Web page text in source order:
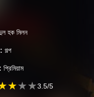
হক মিলন
গল্প
প্রিমিয়াম
★★★3.5/5